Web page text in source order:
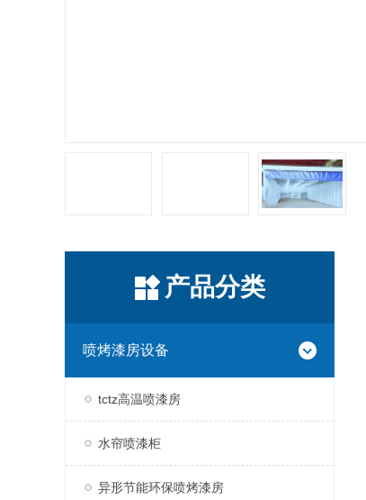
产品分类
喷烤漆房设备
tctz高温喷漆房
水帘喷漆柜
异形节能环保喷烤漆房